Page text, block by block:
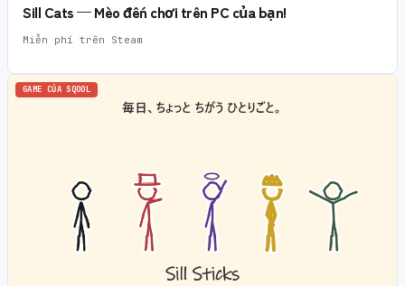
Sill Cats — Mèo đến chơi trên PC của bạn!
Miễn phí trên Steam
GAME CỦA SQOOL